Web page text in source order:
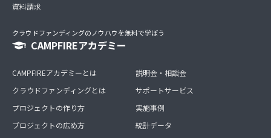
資料請求
クラウドファンディングのノウハウを無料で学ぼう
CAMPFIREアカデミー
CAMPFIREアカデミーとは
クラウドファンディングとは
プロジェクトの作り方
プロジェクトの広め方
説明会・相談会
サポートサービス
実施事例
統計データ